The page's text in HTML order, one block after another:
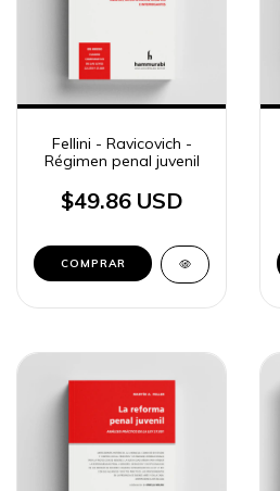
Fellini - Ravicovich -
Régimen penal juvenil
$49.86 USD
COMPRAR